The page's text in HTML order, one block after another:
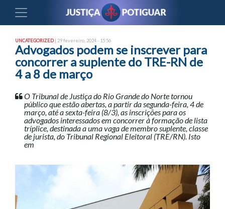
UNCATEGORIZED| 29 fevereiro, 2024 - 15:56
Advogados podem se inscrever para
concorrer a suplente do TRE-RN de
4 a 8 de março
O Tribunal de Justiça do Rio Grande do Norte tornou
público que estão abertas, a partir da segunda-feira, 4 de
março, até a sexta-feira (8/3), as inscrições para os
advogados interessados em concorrer à formação de lista
tríplice, destinada a uma vaga de membro suplente, classe
de jurista, do Tribunal Regional Eleitoral (TRE/RN). Isto
em